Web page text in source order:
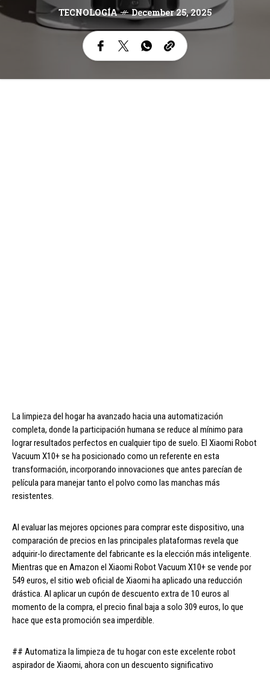
TECNOLOGÍA December 25, 2025
La limpieza del hogar ha avanzado hacia una automatización
completa, donde la participación humana se reduce al mínimo para
lograr resultados perfectos en cualquier tipo de suelo. El Xiaomi Robot
Vacuum X10+ se ha posicionado como un referente en esta
transformación, incorporando innovaciones que antes parecían de
película para manejar tanto el polvo como las manchas más
resistentes.
Al evaluar las mejores opciones para comprar este dispositivo, una
comparación de precios en las principales plataformas revela que
adquirir-lo directamente del fabricante es la elección más inteligente.
Mientras que en Amazon el Xiaomi Robot Vacuum X10+ se vende por
549 euros, el sitio web oficial de Xiaomi ha aplicado una reducción
drástica. Al aplicar un cupón de descuento extra de 10 euros al
momento de la compra, el precio final baja a solo 309 euros, lo que
hace que esta promoción sea imperdible.
## Automatiza la limpieza de tu hogar con este excelente robot
aspirador de Xiaomi, ahora con un descuento significativo